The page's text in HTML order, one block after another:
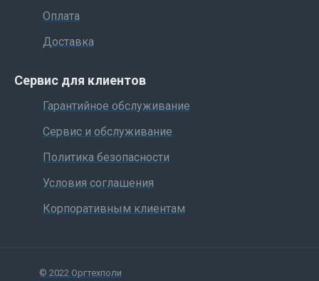
Оплата
Доставка
Сервис для клиентов
Гарантийное обслуживание
Сервис и обслуживание
Политика безопасности
Условия соглашения
Корпоративным клиентам
© 2022 Оргтехполи